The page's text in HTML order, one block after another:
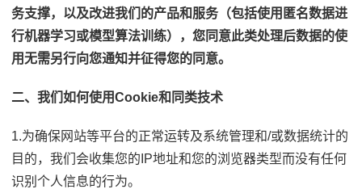
务支撑，以及改进我们的产品和服务（包括使用匿名数据进
行机器学习或模型算法训练），您同意此类处理后数据的使
用无需另行向您通知并征得您的同意。
二、我们如何使用Cookie和同类技术
1.为确保网站等平台的正常运转及系统管理和/或数据统计的
目的，我们会收集您的IP地址和您的浏览器类型而没有任何
识别个人信息的行为。